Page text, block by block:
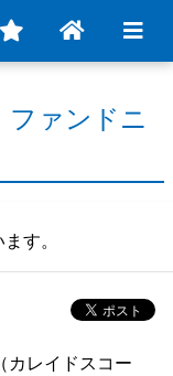
ァンドニ
す。
カレイドスコー